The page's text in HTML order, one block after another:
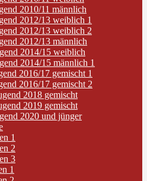
2010/11 männlich
2012/13 weiblich 1
2012/13 weiblich 2
2012/13 männlich
2014/15 weiblich
2014/15 männlich 1
2016/17 gemischt 1
2016/17 gemischt 2
2018 gemischt
2019 gemischt
2020 und jünger
1
2
3
1